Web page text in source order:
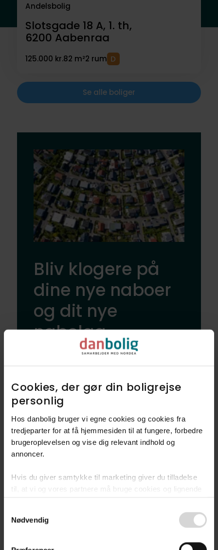
Cookies, der gør din boligrejse
personlig​
Hos danbolig bruger vi egne cookies og cookies fra
tredjeparter for at få hjemmesiden til at fungere, forbedre
brugeroplevelsen og vise dig relevant indhold og
annoncer.​
Hvis du giver samtykke til marketing giver du tilladelse
til, at vi og vores partnere må bruge cookies og lignende
danbolig.dk. Vi kan kombinere disse oplysninger med
andre data og anvende dem til målrettet markedsføring til
Selection
Nødvendig
Andelsbolig
Slotsgade 18 A, 1. th,
6200 Aabenraa
125.000 kr.82 m²2 rum
Se alle boliger
Bliv klogere på
dine nye naboer
og dit nye
nabolag
Udforsk vores finmaskede data, og
kendetegner Aabenraa.
Dyk ned i Aabenraa
Fandt du ikke
Bliv en del af vores